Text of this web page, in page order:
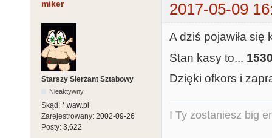
miker 2017-05-09
Starszy Sierżant Sztabowy
Nieaktywny
Skąd: *.waw.pl
Zarejestrowany: 2002-09-26
Posty: 3,622
A dziś pojawiła
Stan kasy to...
Dzięki ofkors i
I Ty zostaniesz big